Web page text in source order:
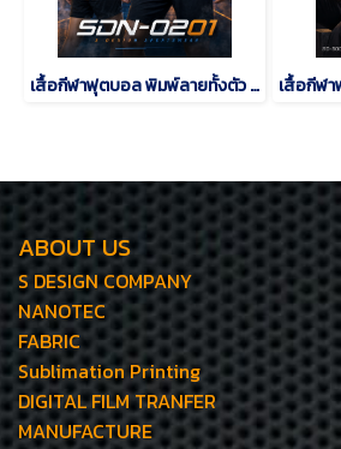
เสื้อกีฬาฟุตบอล พิมพ์ลายทั้งตัว เนื้อผ้า "นาโนเทค"SDN-0201
ABOUT US
S DESIGN COMPANY
NANOTEC
FABRIC
Sublimation Printing
DIGITAL FILM TRANFER
MANUFACTURE